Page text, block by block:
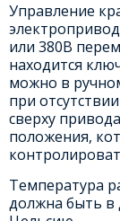
Управление
или 380В
находится
можно в
при
сверху
положения,
Температура
должна быть в